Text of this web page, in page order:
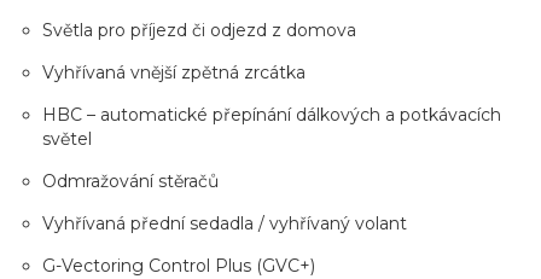
Světla pro příjezd či odjezd z domova
Vyhřívaná vnější zpětná zrcátka
HBC – automatické přepínání dálkových a potkávacích
světel
Odmražování stěračů
Vyhřívaná přední sedadla / vyhřívaný volant
G-Vectoring Control Plus (GVC+)